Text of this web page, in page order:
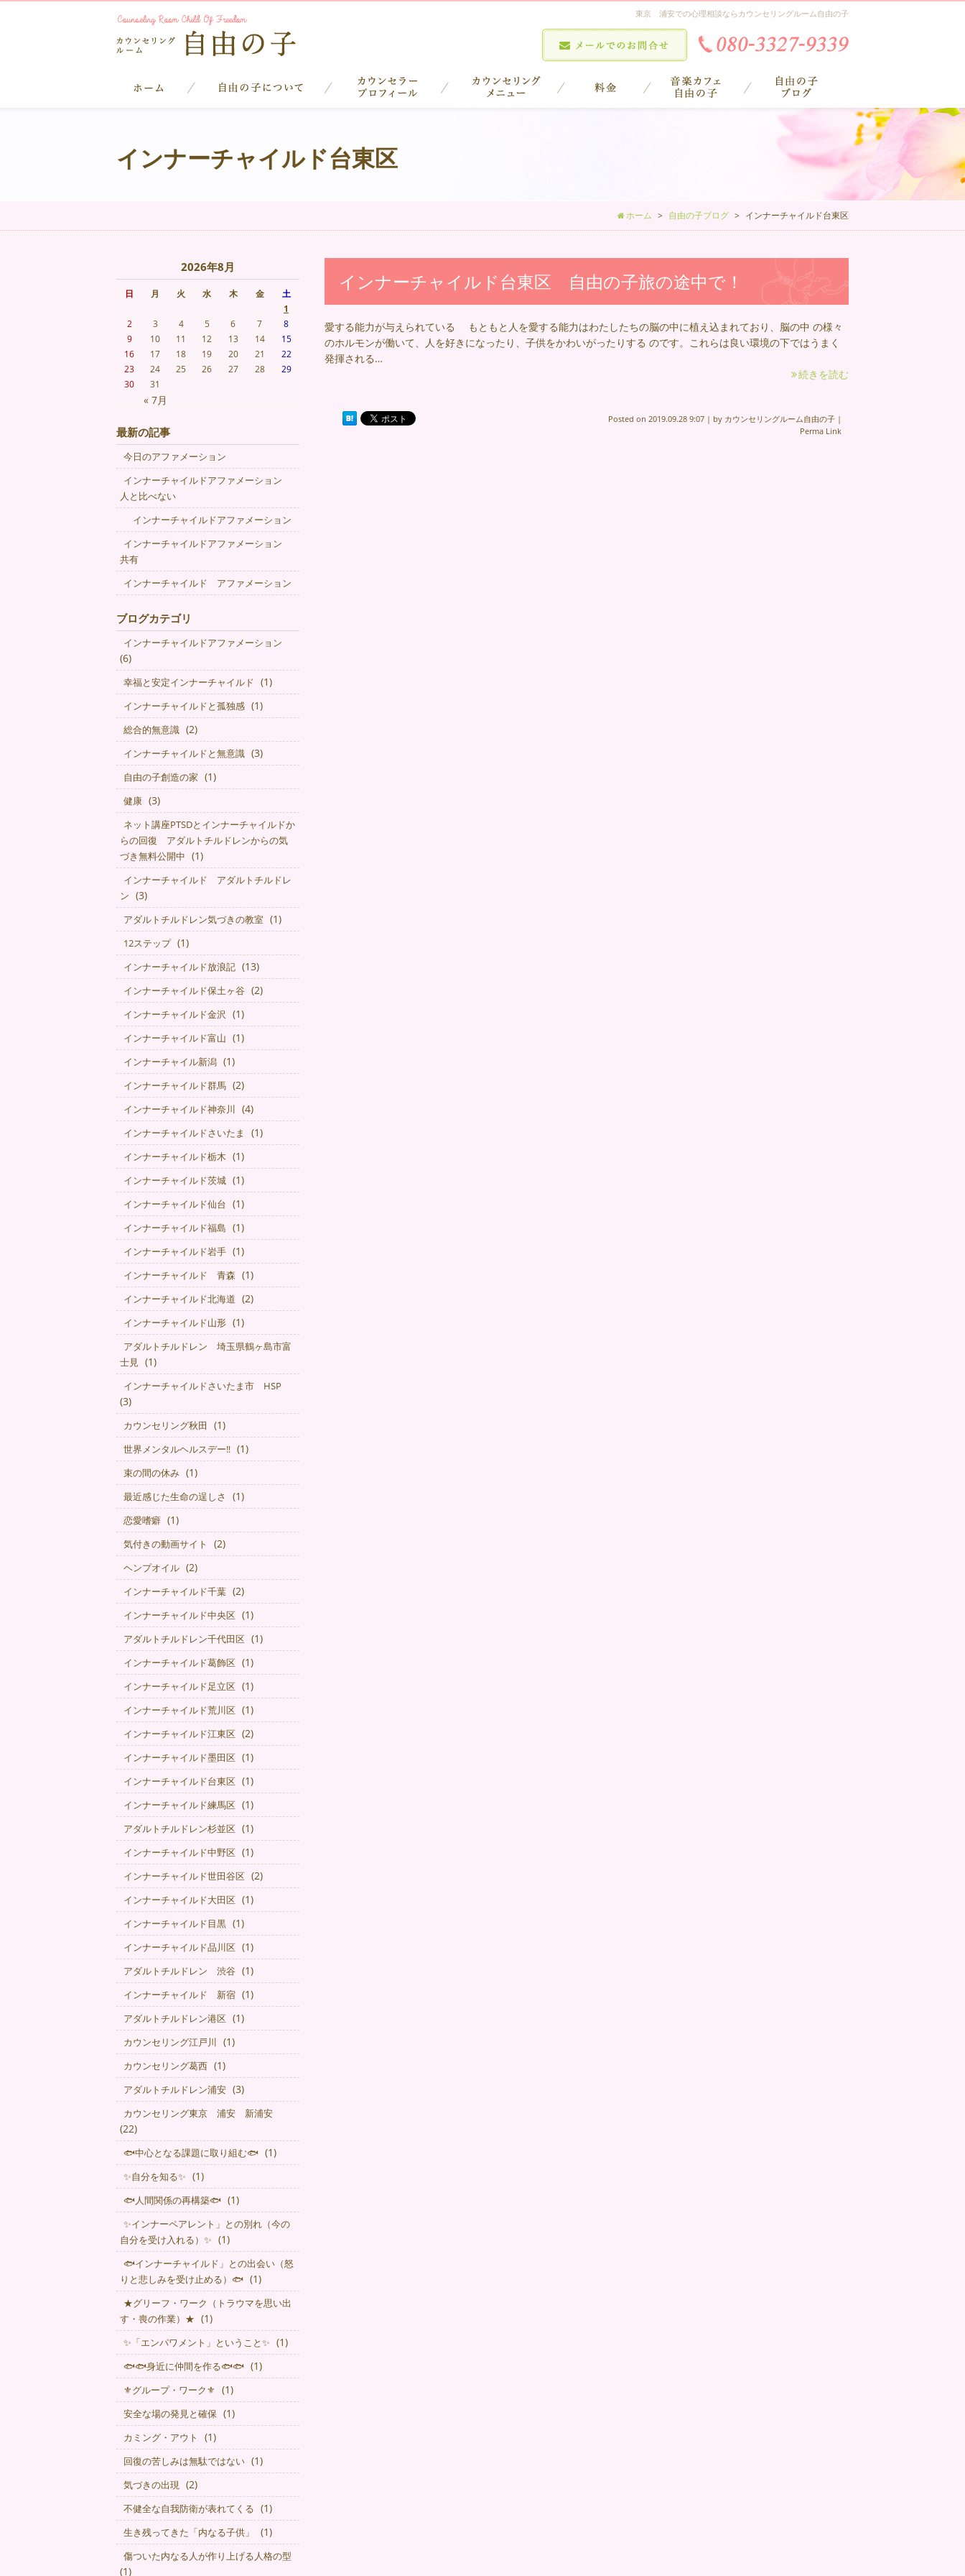
東京 浦安での心理相談ならカウンセリングルーム自由の子
インナーチャイルド台東区
ホーム 自由の子ブログ インナーチャイルド台東区
インナーチャイルド台東区 自由の子旅の途中で！
愛する能力が与えられている もともと人を愛する能力はわたしたちの脳の中に植え込まれており、脳の中 の様々
のホルモンが働いて、人を好きになったり、子供をかわいがったりする のです。これらは良い環境の下ではうまく
発揮される…
続きを読む
Posted on 2019.09.28 9:07 | by カウンセリングルーム自由の子 |
Perma Link
2026年8月
日 月 火 水 木 金 土
« 7月
1
2
3 4 5 6 7
8
9
10 11 12 13 14
15
16
17 18 19 20 21
22
23
24 25 26 27 28
29
30
31
最新の記事
今日のアファメーション
インナーチャイルドアファメーション
人と比べない
インナーチャイルドアファメーション
インナーチャイルドアファメーション
共有
インナーチャイルド アファメーション
ブログカテゴリ
インナーチャイルドアファメーション
(6)
幸福と安定インナーチャイルド (1)
インナーチャイルドと孤独感 (1)
総合的無意識 (2)
インナーチャイルドと無意識 (3)
自由の子創造の家 (1)
健康 (3)
ネット講座PTSDとインナーチャイルドか
らの回復 アダルトチルドレンからの気
づき無料公開中 (1)
インナーチャイルド アダルトチルドレ
ン (3)
アダルトチルドレン気づきの教室 (1)
12ステップ (1)
インナーチャイルド放浪記 (13)
インナーチャイルド保土ヶ谷 (2)
インナーチャイルド金沢 (1)
インナーチャイルド富山 (1)
インナーチャイル新潟 (1)
インナーチャイルド群馬 (2)
インナーチャイルド神奈川 (4)
インナーチャイルドさいたま (1)
インナーチャイルド栃木 (1)
インナーチャイルド茨城 (1)
インナーチャイルド仙台 (1)
インナーチャイルド福島 (1)
インナーチャイルド岩手 (1)
インナーチャイルド 青森 (1)
インナーチャイルド北海道 (2)
インナーチャイルド山形 (1)
アダルトチルドレン 埼玉県鶴ヶ島市富
士見 (1)
インナーチャイルドさいたま市 HSP
(3)
カウンセリング秋田 (1)
世界メンタルヘルスデー‼️ (1)
束の間の休み (1)
最近感じた生命の逞しさ (1)
恋愛嗜癖 (1)
気付きの動画サイト (2)
ヘンプオイル (2)
インナーチャイルド千葉 (2)
インナーチャイルド中央区 (1)
アダルトチルドレン千代田区 (1)
インナーチャイルド葛飾区 (1)
インナーチャイルド足立区 (1)
インナーチャイルド荒川区 (1)
インナーチャイルド江東区 (2)
インナーチャイルド墨田区 (1)
インナーチャイルド台東区 (1)
インナーチャイルド練馬区 (1)
アダルトチルドレン杉並区 (1)
インナーチャイルド中野区 (1)
インナーチャイルド世田谷区 (2)
インナーチャイルド大田区 (1)
インナーチャイルド目黒 (1)
インナーチャイルド品川区 (1)
アダルトチルドレン 渋谷 (1)
インナーチャイルド 新宿 (1)
アダルトチルドレン港区 (1)
カウンセリング江戸川 (1)
カウンセリング葛西 (1)
アダルトチルドレン浦安 (3)
カウンセリング東京 浦安 新浦安
(22)
🐟中心となる課題に取り組む🐟 (1)
✨自分を知る✨ (1)
🐟人間関係の再構築🐟 (1)
✨インナーペアレント」との別れ（今の
自分を受け入れる）✨ (1)
🐟インナーチャイルド」との出会い（怒
りと悲しみを受け止める）🐟 (1)
★グリーフ・ワーク（トラウマを思い出
す・喪の作業）★ (1)
✨「エンパワメント」ということ✨ (1)
🐟🐟身近に仲間を作る🐟🐟 (1)
⚜グループ・ワーク⚜ (1)
安全な場の発見と確保 (1)
カミング・アウト (1)
回復の苦しみは無駄ではない (1)
気づきの出現 (2)
不健全な自我防衛が表れてくる (1)
生き残ってきた「内なる子供」 (1)
傷ついた内なる人が作り上げる人格の型
(1)